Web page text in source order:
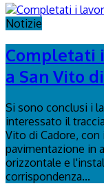
Notizie
Completati
a San Vito
Si sono conclusi i
interessato il
Vito di Cadore,
pavimentazione in
orizzontale e
corrispondenza...